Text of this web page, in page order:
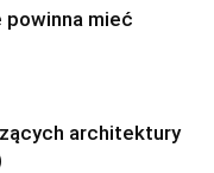
mieć
architektury